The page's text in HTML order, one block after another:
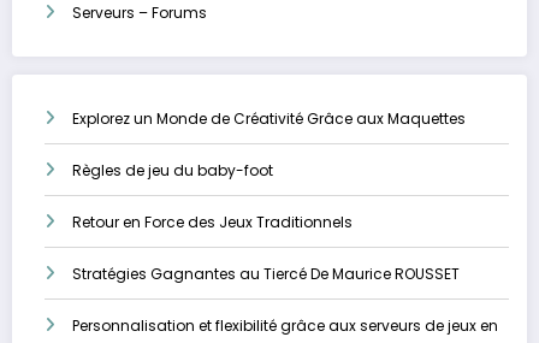
Serveurs – Forums
Explorez un Monde de Créativité Grâce aux Maquettes
Règles de jeu du baby-foot
Retour en Force des Jeux Traditionnels
Stratégies Gagnantes au Tiercé De Maurice ROUSSET
Personnalisation et flexibilité grâce aux serveurs de jeux en